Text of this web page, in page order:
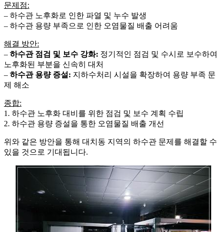
문제점:
– 하수관 노후화로 인한 파열 및 누수 발생
– 하수관 용량 부족으로 인한 오염물질 배출 어려움
해결 방안:
– 하수관 점검 및 보수 강화: 정기적인 점검 및 수시로 보수하여
노후화된 부분을 신속히 대처
– 하수관 용량 증설: 지하수처리 시설을 확장하여 용량 부족 문
제 해소
종합:
1. 하수관 노후화 대비를 위한 점검 및 보수 계획 수립
2. 하수관 용량 증설을 통한 오염물질 배출 개선
위와 같은 방안을 통해 대치동 지역의 하수관 문제를 해결할 수
있을 것으로 기대됩니다.